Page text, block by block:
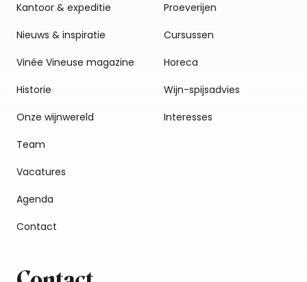
Kantoor & expeditie
Nieuws & inspiratie
Vinée Vineuse magazine
Historie
Onze wijnwereld
Team
Vacatures
Agenda
Contact
Proeverijen
Cursussen
Horeca
Wijn-spijsadvies
Interesses